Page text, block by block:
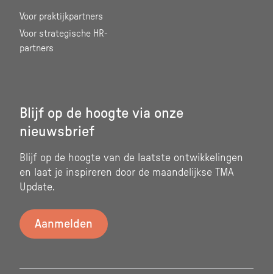
Voor praktijkpartners
Voor strategische HR-
partners
Blijf op de hoogte via onze
nieuwsbrief
Blijf op de hoogte van de laatste ontwikkelingen
en laat je inspireren door de maandelijkse TMA
Update.